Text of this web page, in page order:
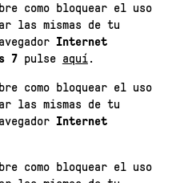
como bloquear el uso
las mismas de tu
Internet
7pulse aquí.
como bloquear el uso
las mismas de tu
Internet
como bloquear el uso